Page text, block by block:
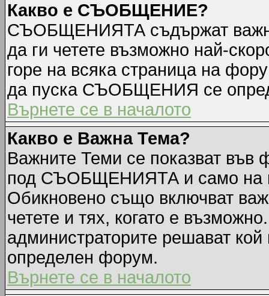
Какво е СЪОБЩЕНИЕ?
СЪОБЩЕНИЯТА съдържат
да ги четете възможно най-
горе на всяка страница на
да пуска СЪОБЩЕНИЯ се
Върнете се в началото
Какво е Важна Тема?
Важните Теми се показват във
под СЪОБЩЕНИЯТА и само на
Обикновено също включват
четете и тях, когато е
администраторите решават
определен форум.
Върнете се в началото